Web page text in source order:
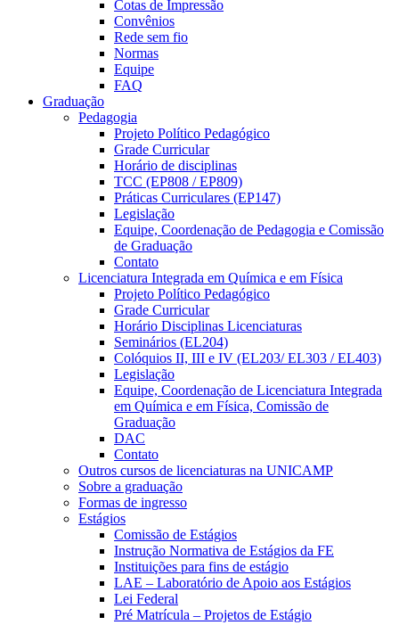
Cotas de Impressão
Convênios
Rede sem fio
Normas
Equipe
FAQ
Graduação
Pedagogia
Projeto Político Pedagógico
Grade Curricular
Horário de disciplinas
TCC (EP808 / EP809)
Práticas Curriculares (EP147)
Legislação
Equipe, Coordenação de Pedagogia e Comissão
de Graduação
Contato
Licenciatura Integrada em Química e em Física
Projeto Político Pedagógico
Grade Curricular
Horário Disciplinas Licenciaturas
Seminários (EL204)
Colóquios II, III e IV (EL203/ EL303 / EL403)
Legislação
Equipe, Coordenação de Licenciatura Integrada
em Química e em Física, Comissão de
Graduação
DAC
Contato
Outros cursos de licenciaturas na UNICAMP
Sobre a graduação
Formas de ingresso
Estágios
Comissão de Estágios
Instrução Normativa de Estágios da FE
Instituições para fins de estágio
LAE – Laboratório de Apoio aos Estágios
Lei Federal
Pré Matrícula – Projetos de Estágio